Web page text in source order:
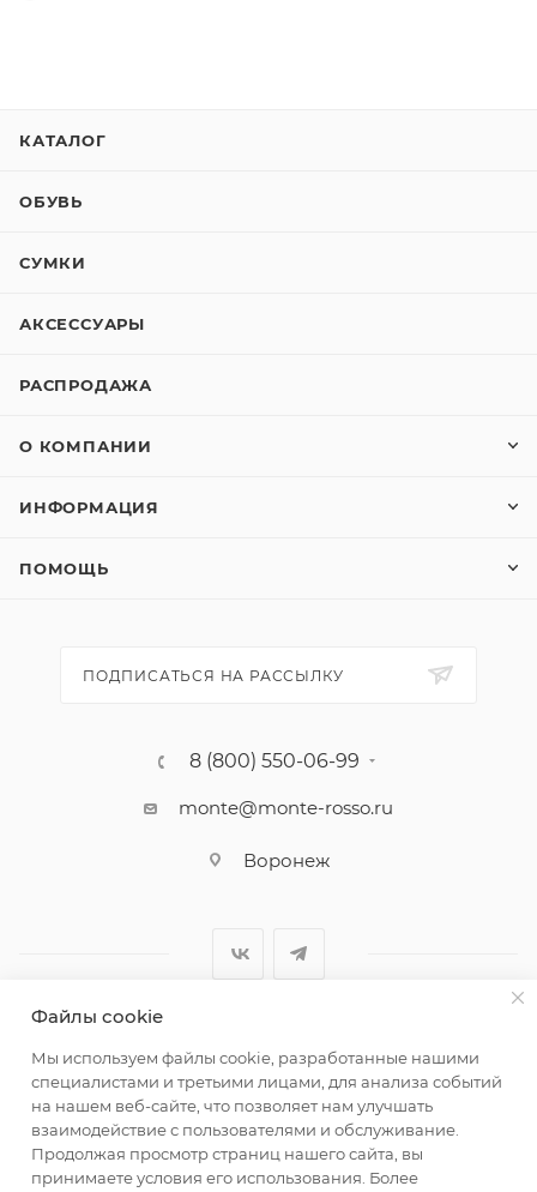
КАТАЛОГ
ОБУВЬ
СУМКИ
АКСЕССУАРЫ
РАСПРОДАЖА
О КОМПАНИИ
ИНФОРМАЦИЯ
ПОМОЩЬ
ПОДПИСАТЬСЯ НА РАССЫЛКУ
8 (800) 550-06-99
monte@monte-rosso.ru
Воронеж
женщин
Файлы cookie
Мы используем файлы cookie, разработанные нашими
специалистами и третьими лицами, для анализа событий
на нашем веб-сайте, что позволяет нам улучшать
взаимодействие с пользователями и обслуживание.
Продолжая просмотр страниц нашего сайта, вы
принимаете условия его использования. Более